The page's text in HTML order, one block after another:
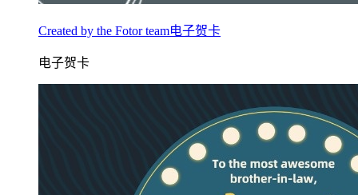
Created by the Fotor team电子贺卡
电子贺卡